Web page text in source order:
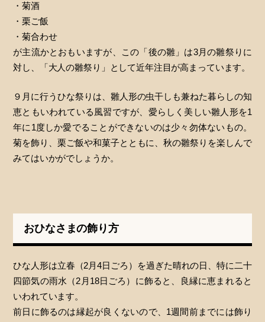
・菊酒
・栗ご飯
・菊合わせ
が主流かとおもいますが、この「後の雛」は3月の雛祭りに
対し、「大人の雛祭り」として近年注目が高まっています。
９月に行うひな祭りは、雛人形の虫干しも兼ねた暮らしの知
恵ともいわれている風習ですが、愛らしく美しい雛人形を1
年に1度しか愛でることができないのは少々勿体ないもの。
菊を飾り、栗ご飯や和菓子とともに、秋の雛祭りを楽しんで
みてはいかがでしょうか。
おひなさまの飾り方
ひな人形は立春（2月4日ごろ）を過ぎた晴れの日、特に二十
四節気の雨水（2月18日ごろ）に飾ると、良縁に恵まれると
いわれています。
前日に飾るのは縁起が良くないので、1週間前までには飾り